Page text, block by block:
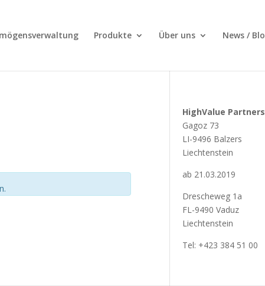
Produkte Über uns News /
HighValue Partners
Gagoz 73
LI-9496 Balzers
Liechtenstein
ab 21.03.2019
Drescheweg 1a
FL-9490 Vaduz
Liechtenstein
Tel: +423 384 51 00